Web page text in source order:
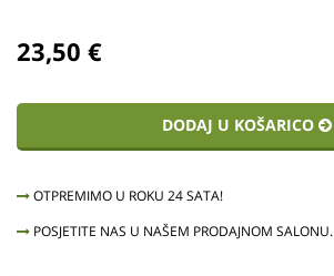
23,50 €
DODAJ U KOŠARICO
OTPREMIMO U ROKU 24 SATA!
POSJETITE NAS U NAŠEM PRODAJNOM SALONU.